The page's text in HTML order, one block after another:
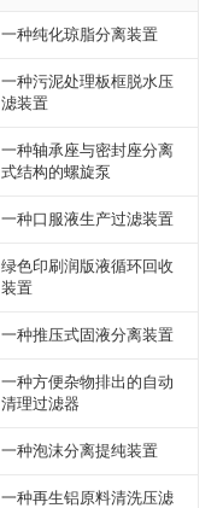
一种纯化琼脂分离装置
一种污泥处理板框脱水压
滤装置
一种轴承座与密封座分离
式结构的螺旋泵
一种口服液生产过滤装置
绿色印刷润版液循环回收
装置
一种推压式固液分离装置
一种方便杂物排出的自动
清理过滤器
一种泡沫分离提纯装置
一种再生铝原料清洗压滤